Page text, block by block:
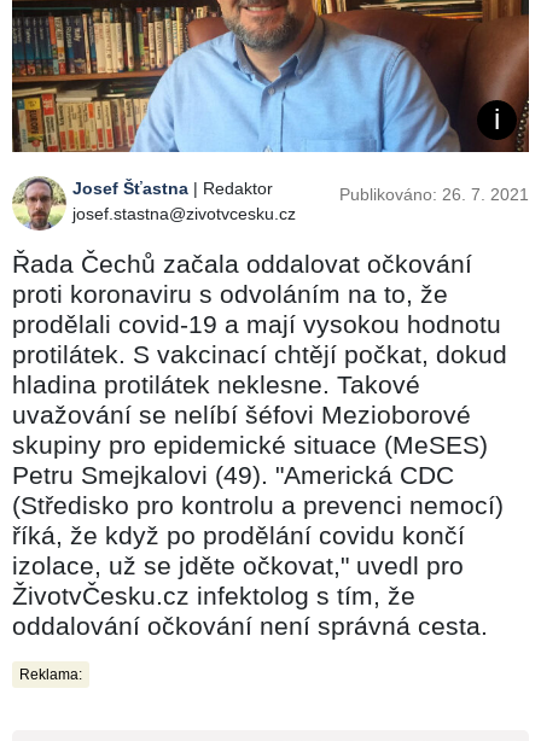
Josef Šťastna | Redaktor
josef.stastna@zivotvcesku.cz
Publikováno: 26. 7. 2021
Řada Čechů začala oddalovat očkování
proti koronaviru s odvoláním na to, že
prodělali covid-19 a mají vysokou hodnotu
protilátek. S vakcinací chtějí počkat, dokud
hladina protilátek neklesne. Takové
uvažování se nelíbí šéfovi Mezioborové
skupiny pro epidemické situace (MeSES)
Petru Smejkalovi (49). "Americká CDC
(Středisko pro kontrolu a prevenci nemocí)
říká, že když po prodělání covidu končí
izolace, už se jděte očkovat," uvedl pro
ŽivotvČesku.cz infektolog s tím, že
oddalování očkování není správná cesta.
Reklama: